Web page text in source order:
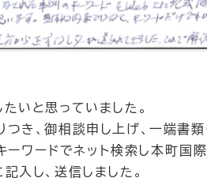
いと思っていました。
き、御相談申し上げ、一端書
ーワードでネット検索し本町
入し、送信しました。